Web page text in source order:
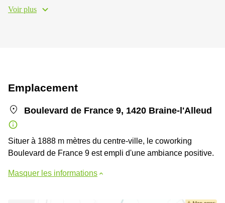
Voir plus
Emplacement
Boulevard de France 9, 1420 Braine-l'Alleud
Situer à 1888 m mètres du centre-ville, le coworking
Boulevard de France 9 est empli d'une ambiance positive.
Masquer les informations